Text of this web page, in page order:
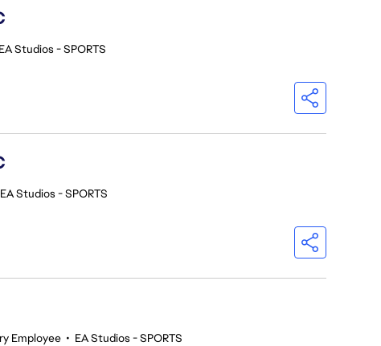
EA Studios - SPORTS
EA Studios - SPORTS
Employee • EA Studios - SPORTS